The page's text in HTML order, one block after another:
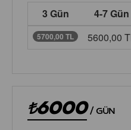
3 Gün 4-7 Gün
5700,00 TL 5600,00
6000 / GÜN